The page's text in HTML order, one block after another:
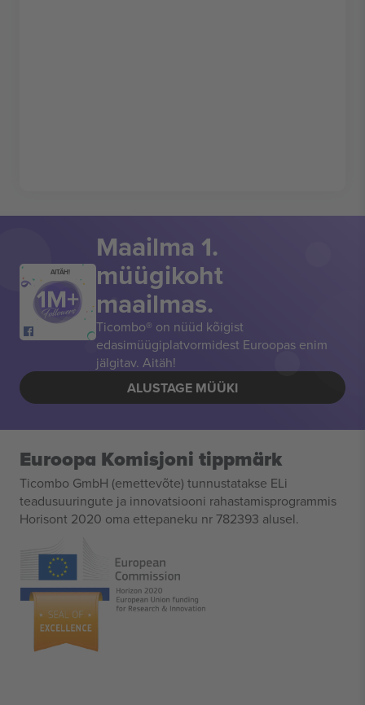
AITÄH!
Maailma 1.
müügikoht
maailmas.
Ticombo® on nüüd kõigist
edasimüügiplatvormidest Euroopas enim
jälgitav. Aitäh!
ALUSTAGE MÜÜKI
Euroopa Komisjoni tippmärk
Ticombo GmbH (emettevõte) tunnustatakse ELi
teadusuuringute ja innovatsiooni rahastamisprogrammis
Horisont 2020 oma ettepaneku nr 782393 alusel.